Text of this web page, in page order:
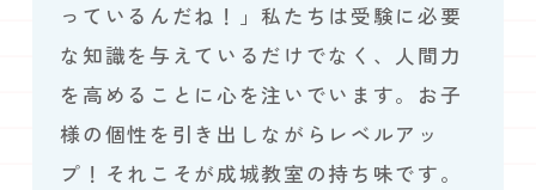
っているんだね！」私たちは受験に必要
な知識を与えているだけでなく、人間力
を高めることに心を注いでいます。お子
様の個性を引き出しながらレベルアッ
プ！それこそが成城教室の持ち味です。